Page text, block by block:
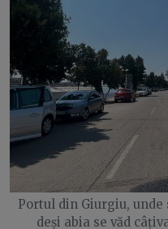
Portul din Giurgiu,
deși abia se văd